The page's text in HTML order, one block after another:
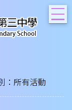
：所有活動